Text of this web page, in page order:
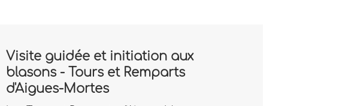
Visite guidée et initiation aux
blasons - Tours et Remparts
d'Aigues-Mortes